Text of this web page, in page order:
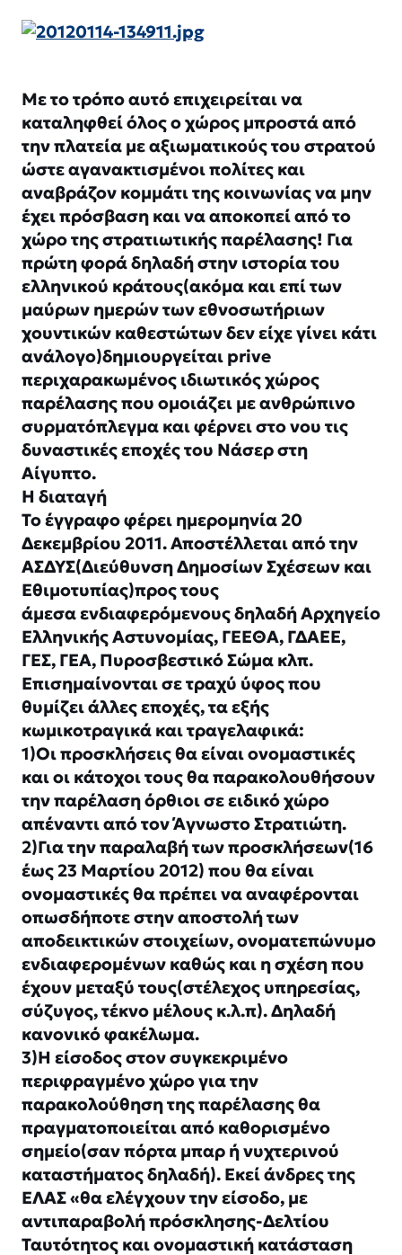
Με το τρόπο αυτό επιχειρείται να
καταληφθεί όλος ο χώρος μπροστά από
την πλατεία με αξιωματικούς του στρατού
ώστε αγανακτισμένοι πολίτες και
αναβράζον κομμάτι της κοινωνίας να μην
έχει πρόσβαση και να αποκοπεί από το
χώρο της στρατιωτικής παρέλασης! Για
πρώτη φορά δηλαδή στην ιστορία του
ελληνικού κράτους(ακόμα και επί των
μαύρων ημερών των εθνοσωτήριων
χουντικών καθεστώτων δεν είχε γίνει κάτι
ανάλογο)δημιουργείται prive
περιχαρακωμένος ιδιωτικός χώρος
παρέλασης που ομοιάζει με ανθρώπινο
συρματόπλεγμα και φέρνει στο νου τις
δυναστικές εποχές του Νάσερ στη
Αίγυπτο.
Η διαταγή
Το έγγραφο φέρει ημερομηνία 20
Δεκεμβρίου 2011. Αποστέλλεται από την
ΑΣΔΥΣ(Διεύθυνση Δημοσίων Σχέσεων και
Εθιμοτυπίας)προς τους
άμεσα ενδιαφερόμενους δηλαδή Αρχηγείο
Ελληνικής Αστυνομίας, ΓΕΕΘΑ, ΓΔΑΕΕ,
ΓΕΣ, ΓΕΑ, Πυροσβεστικό Σώμα κλπ.
Επισημαίνονται σε τραχύ ύφος που
θυμίζει άλλες εποχές, τα εξής
κωμικοτραγικά και τραγελαφικά:
1)Οι προσκλήσεις θα είναι ονομαστικές
και οι κάτοχοι τους θα παρακολουθήσουν
την παρέλαση όρθιοι σε ειδικό χώρο
απέναντι από τον Άγνωστο Στρατιώτη.
2)Για την παραλαβή των προσκλήσεων(16
έως 23 Μαρτίου 2012) που θα είναι
ονομαστικές θα πρέπει να αναφέρονται
οπωσδήποτε στην αποστολή των
αποδεικτικών στοιχείων, ονοματεπώνυμο
ενδιαφερομένων καθώς και η σχέση που
έχουν μεταξύ τους(στέλεχος υπηρεσίας,
σύζυγος, τέκνο μέλους κ.λ.π). Δηλαδή
κανονικό φακέλωμα.
3)Η είσοδος στον συγκεκριμένο
περιφραγμένο χώρο για την
παρακολούθηση της παρέλασης θα
πραγματοποιείται από καθορισμένο
σημείο(σαν πόρτα μπαρ ή νυχτερινού
καταστήματος δηλαδή). Εκεί άνδρες της
ΕΛΑΣ «θα ελέγχουν την είσοδο, με
αντιπαραβολή πρόσκλησης-Δελτίου
Ταυτότητος και ονομαστική κατάσταση